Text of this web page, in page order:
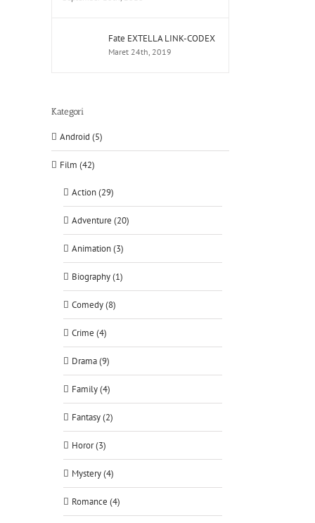
Fate EXTELLA LINK-CODEX
Maret 24th, 2019
Kategori
Android (5)
Film (42)
Action (29)
Adventure (20)
Animation (3)
Biography (1)
Comedy (8)
Crime (4)
Drama (9)
Family (4)
Fantasy (2)
Horor (3)
Mystery (4)
Romance (4)